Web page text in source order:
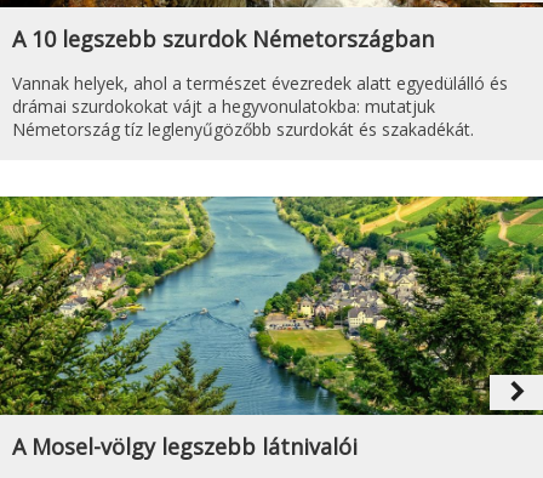
A 10 legszebb szurdok Németországban
Vannak helyek, ahol a természet évezredek alatt egyedülálló és
drámai szurdokokat vájt a hegyvonulatokba: mutatjuk
Németország tíz leglenyűgözőbb szurdokát és szakadékát.
navigate_next
A Mosel-völgy legszebb látnivalói